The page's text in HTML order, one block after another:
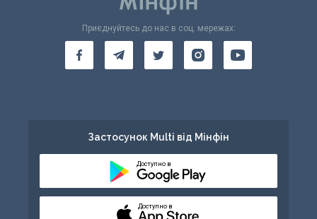
Приєднуйтесь до нас в соц. мережах:
Застосунок Multi від Мінфін
Доступно в
Доступно в